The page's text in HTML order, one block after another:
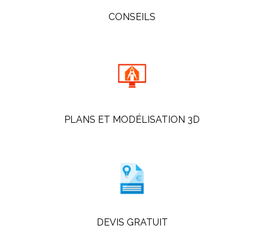
CONSEILS
PLANS ET MODÉLISATION 3D
DEVIS GRATUIT